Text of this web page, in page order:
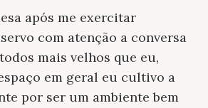
após me exercitar
com atenção a conversa
mais velhos que eu,
em geral eu cultivo a
por ser um ambiente bem